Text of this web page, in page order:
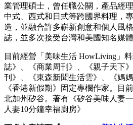
業管理碩士，曾任職公關，產品經
中式、西式和日式等跨國界料理，
造，並融合許多嶄新創意和個人風
誌，並多次接受台灣和美國知名媒體
目前經營「美味生活 HowLiving」
誌》、《商業周刊》、《親子天下
刊》、《東森新聞生活雲》、《媽
《香港新假期》固定專欄作家。目
北加州矽谷。著有《矽谷美味人妻
人妻10分鐘幸福廚房》